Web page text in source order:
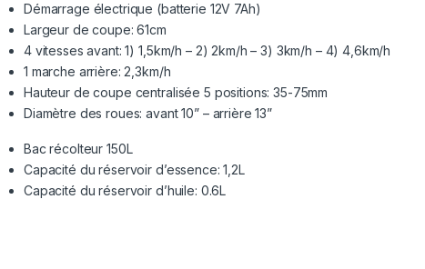
Démarrage électrique (batterie 12V 7Ah)
Largeur de coupe: 61cm
4 vitesses avant: 1) 1,5km/h – 2) 2km/h – 3) 3km/h – 4) 4,6km/h
1 marche arrière: 2,3km/h
Hauteur de coupe centralisée 5 positions: 35-75mm
Diamètre des roues: avant 10” – arrière 13”
Bac récolteur 150L
Capacité du réservoir d’essence: 1,2L
Capacité du réservoir d’huile: 0.6L